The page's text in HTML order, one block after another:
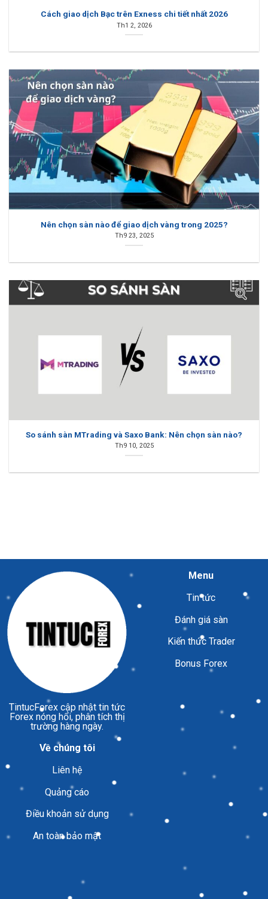
Cách giao dịch Bạc trên Exness chi tiết nhất 2026
Th1 2, 2026
Nên chọn sàn nào để giao dịch vàng trong 2025?
Th9 23, 2025
So sánh sàn MTrading và Saxo Bank: Nên chọn sàn nào?
Th9 10, 2025
TintucForex cập nhật tin tức
Forex nóng hổi, phân tích thị
trường hàng ngày.
Menu
Tin tức
Đánh giá sàn
Kiến thức Trader
Bonus Forex
Về chúng tôi
Liên hệ
Quảng cáo
Điều khoản sử dụng
An toàn bảo mật